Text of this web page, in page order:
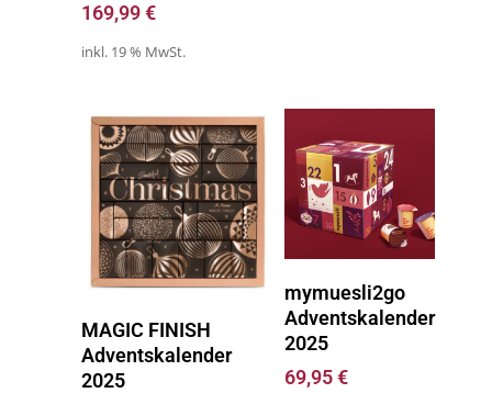
169,99€
inkl. 19 % MwSt.
MAGIC FINISH
Adventskalender
2025
mymuesli2go
Adventskalender
2025
69,95€